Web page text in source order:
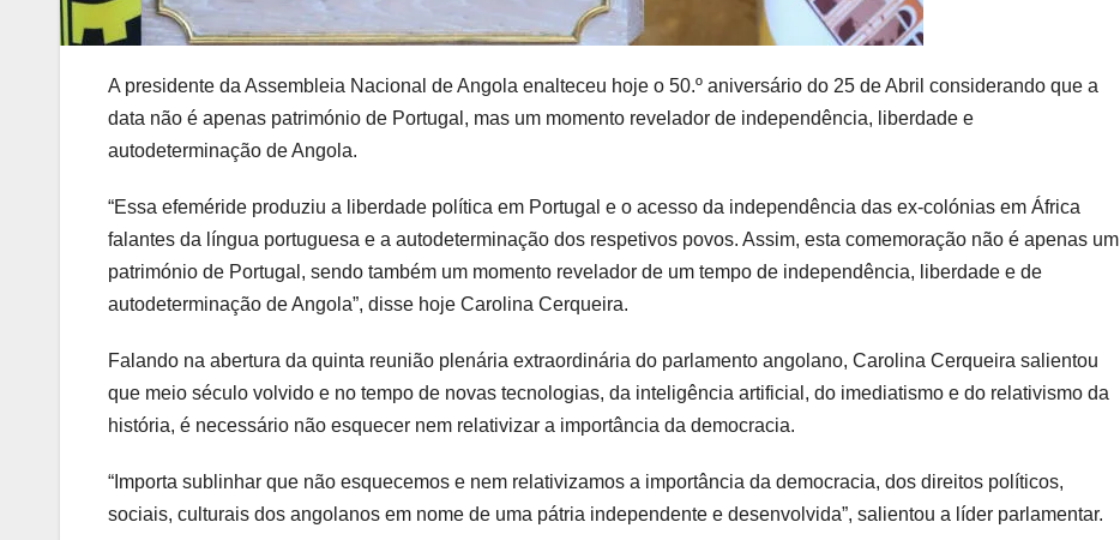
A presidente da Assembleia Nacional de Angola enalteceu hoje o 50.º aniversário do 25 de Abril considerando que a
data não é apenas património de Portugal, mas um momento revelador de independência, liberdade e
autodeterminação de Angola.
“Essa efeméride produziu a liberdade política em Portugal e o acesso da independência das ex-colónias em África
falantes da língua portuguesa e a autodeterminação dos respetivos povos. Assim, esta comemoração não é apenas um
património de Portugal, sendo também um momento revelador de um tempo de independência, liberdade e de
autodeterminação de Angola”, disse hoje Carolina Cerqueira.
Falando na abertura da quinta reunião plenária extraordinária do parlamento angolano, Carolina Cerqueira salientou
que meio século volvido e no tempo de novas tecnologias, da inteligência artificial, do imediatismo e do relativismo da
história, é necessário não esquecer nem relativizar a importância da democracia.
“Importa sublinhar que não esquecemos e nem relativizamos a importância da democracia, dos direitos políticos,
sociais, culturais dos angolanos em nome de uma pátria independente e desenvolvida”, salientou a líder parlamentar.